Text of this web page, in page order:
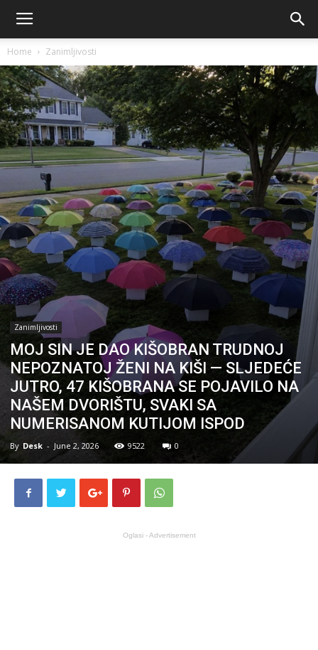
Home Zanimljivosti
Zanimljivosti
MOJ SIN JE DAO KIŠOBRAN TRUDNOJ
NEPOZNATOJ ŽENI NA KIŠI — SLJEDEĆE
JUTRO, 47 KIŠOBRANA SE POJAVILO NA
NAŠEM DVORIŠTU, SVAKI SA
NUMERISANOM KUTIJOM ISPOD
By Desk - June 2, 2026 9522 0
Oglasi - Advertisement